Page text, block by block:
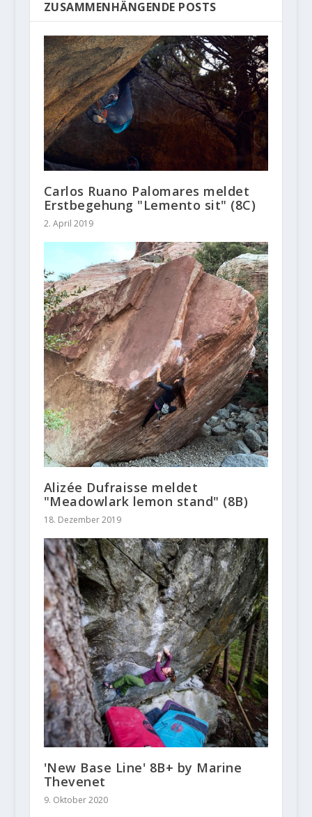
ZUSAMMENHÄNGENDE POSTS
Carlos Ruano Palomares meldet
Erstbegehung "Lemento sit" (8C)
2. April 2019
Alizée Dufraisse meldet
"Meadowlark lemon stand" (8B)
18. Dezember 2019
'New Base Line' 8B+ by Marine
Thevenet
9. Oktober 2020